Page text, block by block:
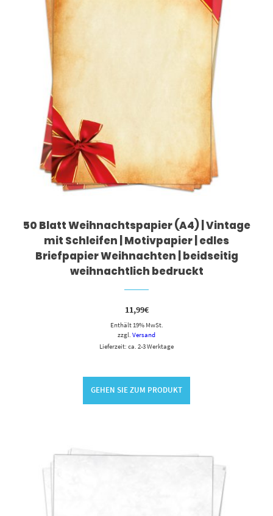
50 Blatt Weihnachtspapier (A4) | Vintage
mit Schleifen | Motivpapier | edles
Briefpapier Weihnachten | beidseitig
weihnachtlich bedruckt
11,99€
Enthält 19% MwSt.
zzgl. Versand
Lieferzeit: ca. 2-3 Werktage
GEHEN SIE ZUM PRODUKT